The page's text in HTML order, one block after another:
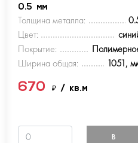
0.5 мм
Толщина металла:
Цвет:
Покрытие:
Ширина общая:
1051,
670₽/ кв.м
В